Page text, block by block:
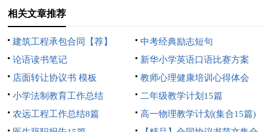
相关文章推荐
建筑工程承包合同【荐】
中考经典励志短句
论语读书笔记
新华小学英语口语比赛方案
店面转让协议书 模板
教师心理健康培训心得体会
小学法制教育工作总结
二年级教学计划15篇
农远工程工作总结8篇
高一物理教学计划(集合15篇)